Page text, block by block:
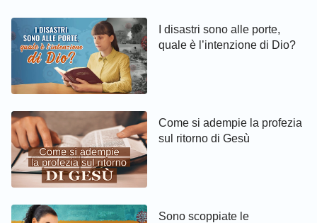
I disastri sono alle porte,
quale è l’intenzione di Dio?
Come si adempie la profezia
sul ritorno di Gesù
Sono scoppiate le